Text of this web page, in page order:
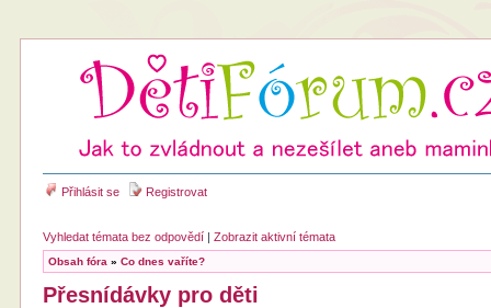
Přihlásit se Registrovat
Vyhledat témata bez odpovědí |Zobrazit aktivní témata
Obsah fóra »Co dnes vaříte?
Přesnídávky pro děti